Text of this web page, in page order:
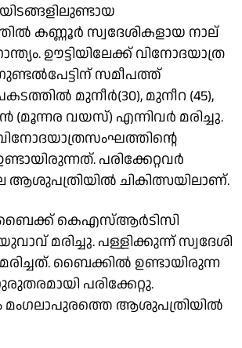
കണ്ണൂർ സ്വദേശികളായ നാല്
ഊട്ടിയിലേക്ക് വിനോദയാത്ര
സമീപത്ത്
മുനീർ(30), മുനീറ (45),
(മൂന്നര വയസ്) എന്നിവർ മരിച്ചു.
പരിക്കേറ്റവർ
ആശുപത്രിയിൽ ചികിത്സയിലാണ്.
കെഎസ്ആർടിസി
മരിച്ചു. പള്ളിക്കുന്ന് സ്വദേശി
ബൈക്കിൽ ഉണ്ടായിരുന്ന
പരിക്കേറ്റു.
മംഗലാപുരത്തെ ആശുപത്രിയിൽ